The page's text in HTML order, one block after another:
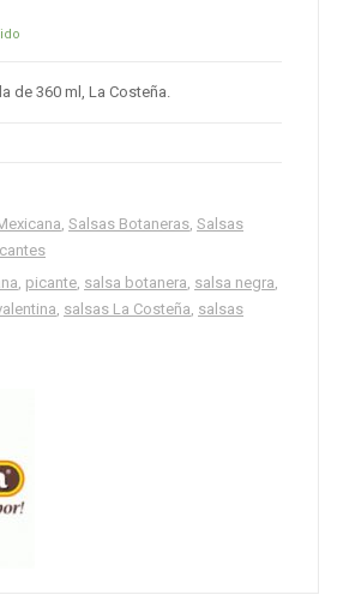
de 360 ml, La Costeña.
, Salsas Botaneras, Salsas
, picante, salsa botanera, salsa negra,
, salsas La Costeña, salsas